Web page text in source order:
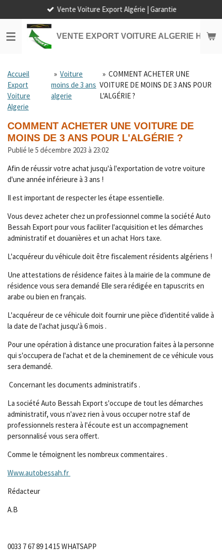
au
contenu
principal
VENTE EXPORT VOITURE ALGERIE HORS
Vente Voiture Export Algérie | Garantie
Accueil
Export
Voiture
Algerie
» Voiture
moins de 3 ans
algerie
» COMMENT ACHETER UNE
VOITURE DE MOINS DE 3 ANS POUR
L'ALGÉRIE ?
COMMENT ACHETER UNE VOITURE DE
MOINS DE 3 ANS POUR L'ALGÉRIE ?
Publié le 5 décembre 2023 à 23:02
Afin de réussir votre achat jusqu'à l'exportation de votre voiture
d'une année inférieure à 3 ans !
Il est important de respecter les étape essentielle.
Vous devez acheter chez un professionnel comme la société Auto
Bessah Export pour vous faciliter l'acquisition et les démarches
administratif et douanières et un achat Hors taxe.
L'acquéreur du véhicule doit être fiscalement résidents algériens !
Une attestations de résidence faites à la mairie de la commune de
résidence vous sera demandé Elle sera rédigée en tapuscrits en
arabe ou bien en français.
L'acquéreur de ce véhicule doit fournir une pièce d'identité valide à
la date de l'achat jusqu'à 6 mois .
Pour une opération à distance une procuration faites à la personne
qui s'occupera de l'achat et de la cheminement de ce véhicule vous
sera demandé.
Concernant les documents administratifs .
La société Auto Bessah Export s'occupe de tout les démarches
administratif, vous n'avez rien à vous occuper notre staf de
professionnels restera à l'écoute est un accompagnement
personnalisé vous sera offert.
Comme le témoignent les nombreux commentaires .
Www.autobessah.fr
Rédacteur
A.B
0033 7 67 89 14 15 WHATSAPP